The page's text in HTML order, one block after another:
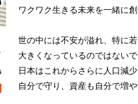
ワクワク生きる未来を一緒に創
世の中には不安が溢れ、特に
大きくなっているのではないで
日本はこれからさらに人口減
自分で守り、資産も自分で増